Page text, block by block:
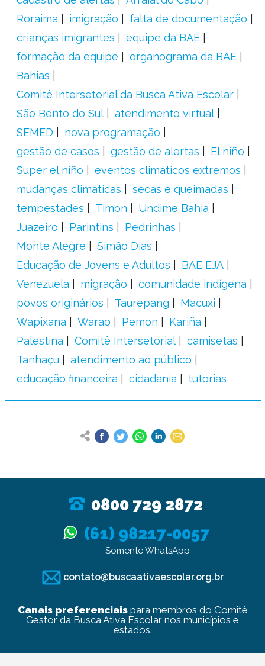
Roraima
imigração
falta de documentação
crianças imigrantes
equipe da BAE
formação da equipe
organograma da BAE
Bahias
Comitê Intersetorial da Busca Ativa Escolar
São Bento do Sul
atendimento virtual
SEMED
nova programação
gestão de casos
gestão de alertas
El niño
Super el niño
eventos climáticos extremos
mudanças climáticas
secas e queimadas
tempestades
Timon
Undime Bahia
Juazeiro
Parintins
Pedrinhas
Monte Alegre
Simão Dias
Educação de Jovens e Adultos
BAE EJA
Venezuela
migração
comunidade indígena
povos originários
Taurepang
Macuxi
Wapixana
Warao Pemon
Kariña
Palestina
Comitê Intersetorial
camisetas
Tanhaçu
atendimento ao público
educação financeira
cidadania tutorias
0800 729 2872
(61) 98217-0057
Somente WhatsApp
contato@buscaativaescolar.org.br
Canais preferenciaispara membros do Comitê
Gestor da Busca Ativa Escolar nos municípios e
estados.